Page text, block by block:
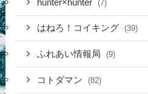
hunter×hunter (7)
はねろ！コイキング (39)
ふれあい情報局 (9)
コトダマン (82)